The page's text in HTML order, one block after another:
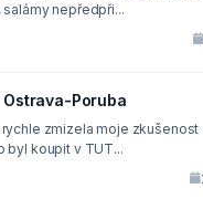
nepředpři...
Ostrava-Poruba
zmizela moje zkušenost
byl koupit v TUT...